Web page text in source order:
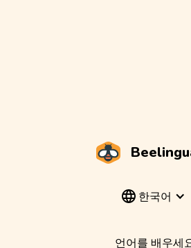
한국어
언어를 배우세